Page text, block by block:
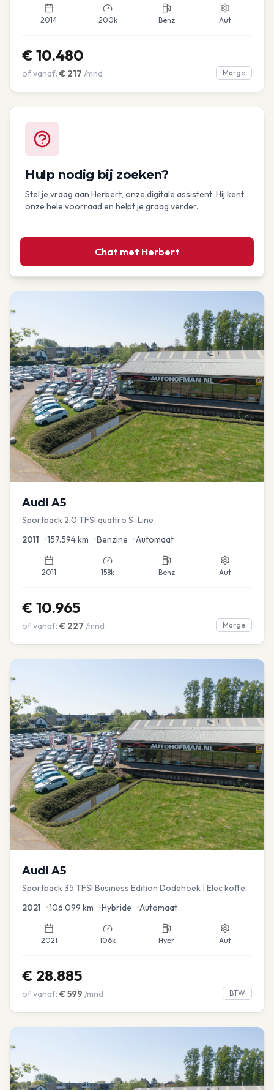
2014 200k Benz Aut
€ 10.480
of vanaf: € 217 /mnd Marge
Hulp nodig bij zoeken?
Stel je vraag aan Herbert, onze digitale assistent. Hij kent
onze hele voorraad en helpt je graag verder.
Chat met Herbert
Audi A5
Sportback 2.0 TFSI quattro S-Line
2011 •157.594km •Benzine •Automaat
2011 158k Benz Aut
€ 10.965
of vanaf: € 227 /mnd Marge
Audi A5
Sportback 35 TFSI Business Edition Dodehoek | Elec koffer
2021 •106.099 km •Hybride •Automaat
2021 106k Hybr Aut
€ 28.885
of vanaf: € 599 /mnd BTW